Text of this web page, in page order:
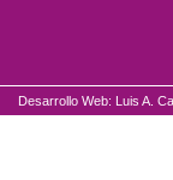
Desarrollo Web: Luis